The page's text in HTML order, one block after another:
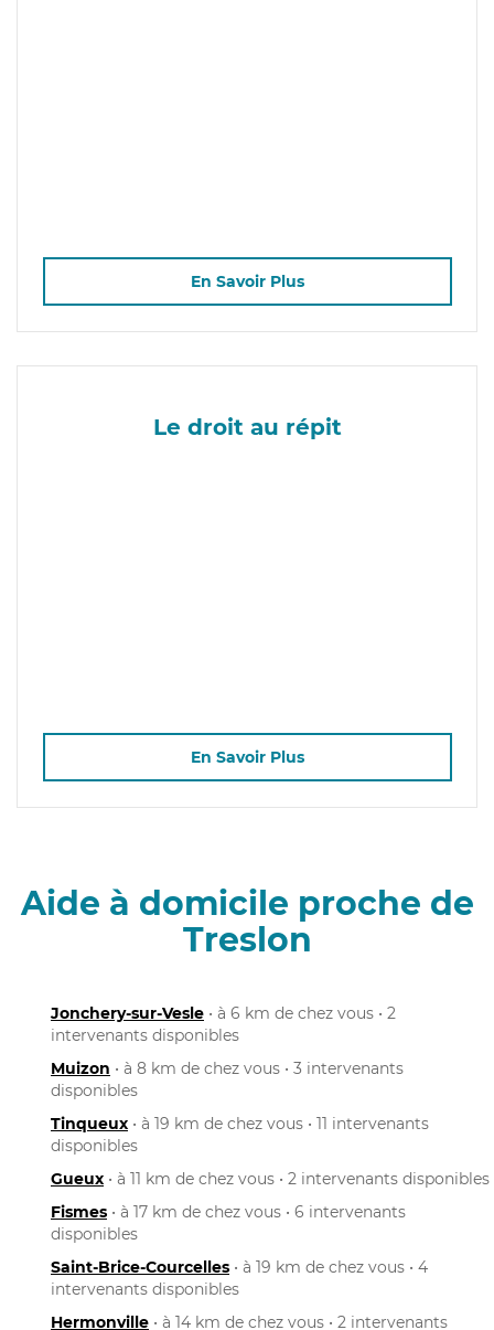
En Savoir Plus
Le droit au répit
En Savoir Plus
Aide à domicile proche de
Treslon
Jonchery-sur-Vesle • à 6 km de chez vous • 2
intervenants disponibles
Muizon • à 8 km de chez vous • 3 intervenants
disponibles
Tinqueux • à 19 km de chez vous • 11 intervenants
disponibles
Gueux • à 11 km de chez vous • 2 intervenants disponibles
Fismes • à 17 km de chez vous • 6 intervenants
disponibles
Saint-Brice-Courcelles • à 19 km de chez vous • 4
intervenants disponibles
Hermonville • à 14 km de chez vous • 2 intervenants